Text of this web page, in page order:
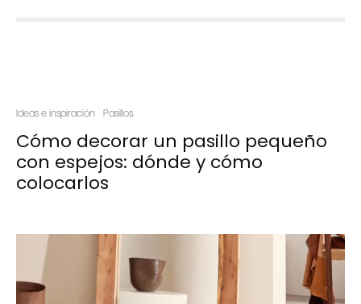
Ideas e inspiración Pasillos
Cómo decorar un pasillo pequeño
con espejos: dónde y cómo
colocarlos